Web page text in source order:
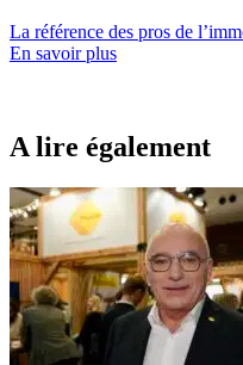
La référence des pros de
En savoir plus
A lire également